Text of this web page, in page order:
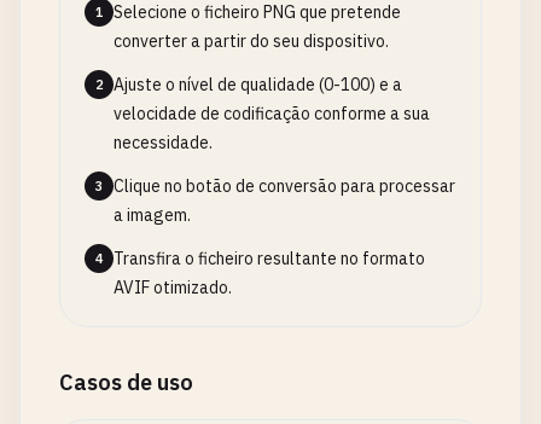
1
Selecione o ficheiro PNG que pretende
converter a partir do seu dispositivo.
2
Ajuste o nível de qualidade (0-100) e a
velocidade de codificação conforme a sua
necessidade.
3
Clique no botão de conversão para processar
a imagem.
4
Transfira o ficheiro resultante no formato
AVIF otimizado.
Casos de uso